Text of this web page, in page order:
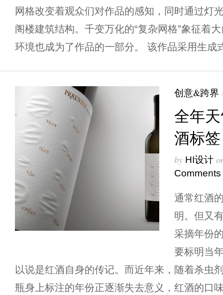
网格改变着观众们对作品的感知，同时通过灯
阁楼建筑结构。千变万化的“复杂网格”象征着
环境也成为了作品的一部分。 该作品采用生
创意&跨界
全年
酒标签
by HI设计
Comments
通常红酒
明。但又
采摘年份
要标明当
以说是红酒自身的传记。而近年来，随着杀虫
瓶身上标注的年份正逐渐失去意义，红酒的口